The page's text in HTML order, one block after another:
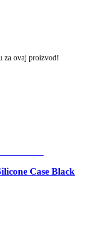
za ovaj proizvod!
Case Black